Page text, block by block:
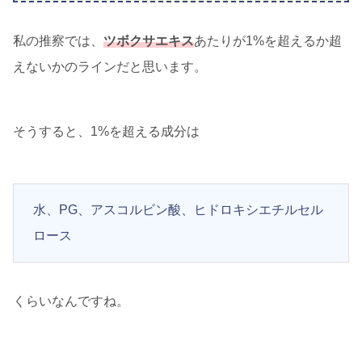
私の推察では、 ツボクサエキスあたりが1%を超えるか超
えないかのラインだと思います。
そうすると、1%を超える成分は
水、PG、アスコルビン酸、ヒドロキシエチルセル
ロース
くらいなんですね。